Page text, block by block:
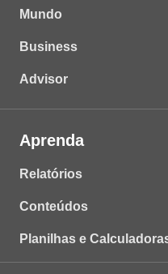
Mundo
Business
Advisor
Aprenda
Relatórios
Conteúdos
Planilhas e